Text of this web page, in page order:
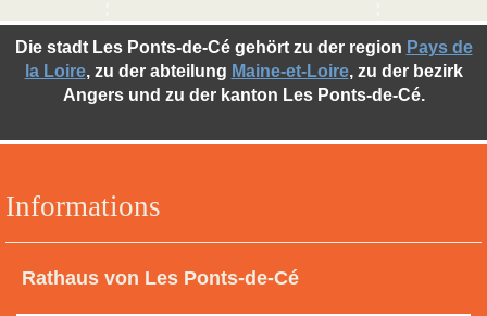
Informations
Rathaus von Les Ponts-de-Cé
Die stadt Les Ponts-de-Cé gehört zu der region Pays de
la Loire, zu der abteilung Maine-et-Loire, zu der bezirk
Angers und zu der kanton Les Ponts-de-Cé.